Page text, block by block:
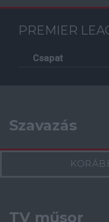
PREMIER
Csapat
Szavazás
TV műsor